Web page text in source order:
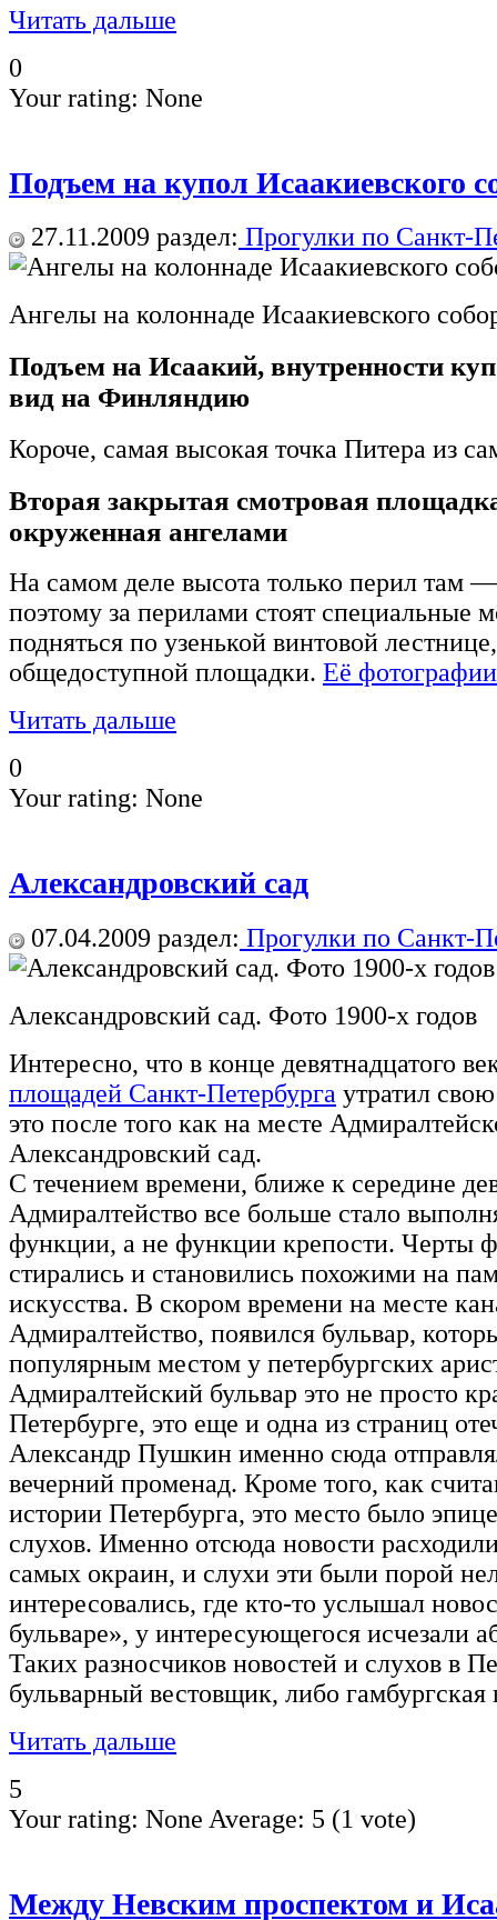
Читать дальше
0
Your rating: None
Подъем на купол Исаакиевского
27.11.2009 раздел: Прогулки по Санкт-
Ангелы на колоннаде Исаакиевского
Подъем на Исаакий, внутренности
вид на Финляндию
Короче, самая высокая точка Питера из
Вторая закрытая смотровая
окруженная ангелами
На самом деле высота только перил там
поэтому за перилами стоят специальные
подняться по узенькой винтовой
общедоступной площадки. Её
Читать дальше
0
Your rating: None
Александровский сад
07.04.2009 раздел: Прогулки по Санкт-
Александровский сад. Фото 1900-х годов
Интересно, что в конце девятнадцатого
площадей Санкт-Петербурга утратил
это после того как на месте
Александровский сад.
С течением времени, ближе к середине
Адмиралтейство все больше стало
функции, а не функции крепости. Черты
стирались и становились похожими на
искусства. В скором времени на месте
Адмиралтейство, появился бульвар,
популярным местом у петербургских
Адмиралтейский бульвар это не просто
Петербурге, это еще и одна из страниц
Александр Пушкин именно сюда
вечерний променад. Кроме того, как
истории Петербурга, это место было
слухов. Именно отсюда новости
самых окраин, и слухи эти были порой
интересовались, где кто-то услышал
бульваре», у интересующегося исчезали
Таких разносчиков новостей и слухов в
бульварный вестовщик, либо гамбургская
Читать дальше
5
Your rating: None Average: 5 (1 vote)
Между Невским проспектом и